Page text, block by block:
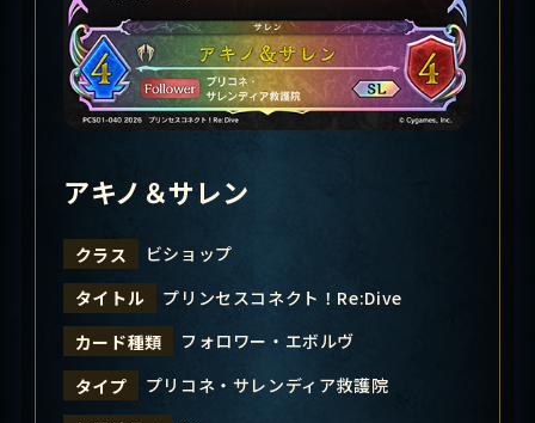
アキノ＆サレン
クラス
ビショップ
タイトル
プリンセスコネクト！Re:Dive
カード種類
フォロワー・エボルヴ
タイプ
プリコネ・サレンディア救護院